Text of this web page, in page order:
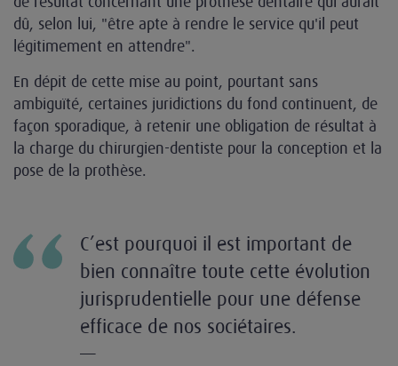
dû, selon lui, "être apte à rendre le service qu'il peut
légitimement en attendre".
En dépit de cette mise au point, pourtant sans
ambiguïté, certaines juridictions du fond continuent, de
façon sporadique, à retenir une obligation de résultat à
la charge du chirurgien-dentiste pour la conception et la
pose de la prothèse.
C’est pourquoi il est important de
bien connaître toute cette évolution
jurisprudentielle pour une défense
efficace de nos sociétaires.
—